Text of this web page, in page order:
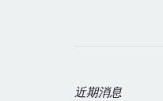
近期消息